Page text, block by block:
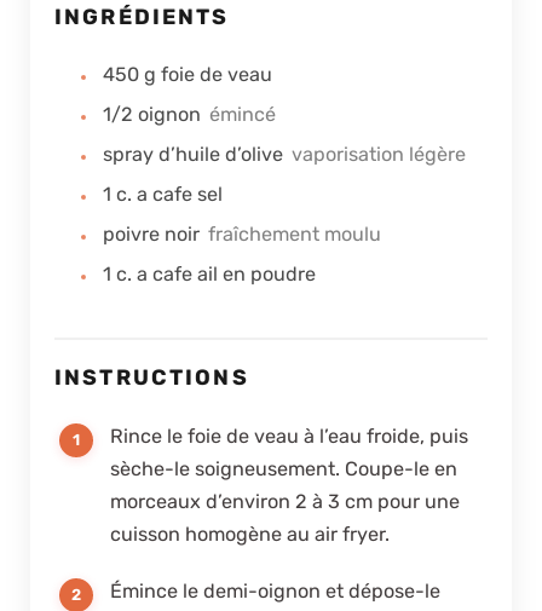
INGRÉDIENTS
450 g foie de veau
1/2 oignon émincé
spray d’huile d’olive vaporisation légère
1 c. a cafe sel
poivre noir fraîchement moulu
1 c. a cafe ail en poudre
INSTRUCTIONS
Rince le foie de veau à l’eau froide, puis
sèche-le soigneusement. Coupe-le en
morceaux d’environ 2 à 3 cm pour une
cuisson homogène au air fryer.
Émince le demi-oignon et dépose-le